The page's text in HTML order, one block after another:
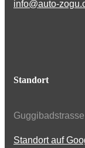
info@auto-
Standort
Standort auf